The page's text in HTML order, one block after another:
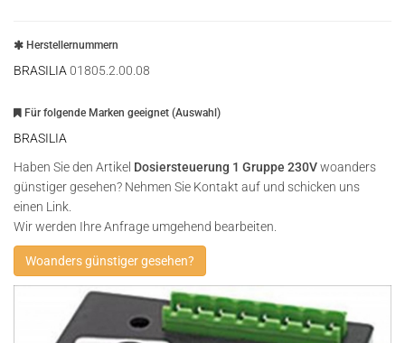
Herstellernummern
BRASILIA 01805.2.00.08
Für folgende Marken geeignet (Auswahl)
BRASILIA
Haben Sie den Artikel Dosiersteuerung 1 Gruppe 230Vwoanders
günstiger gesehen? Nehmen Sie Kontakt auf und schicken uns
einen Link.
Wir werden Ihre Anfrage umgehend bearbeiten.
Woanders günstiger gesehen?